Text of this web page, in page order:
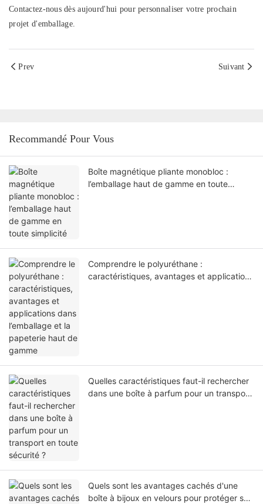
Contactez-nous dès aujourd'hui pour personnaliser votre prochain
projet d'emballage.
Prev Suivant
Recommandé Pour Vous
Boîte magnétique pliante monobloc :
l’emballage haut de gamme en toute
Comprendre le polyuréthane :
caractéristiques, avantages et applications
Quelles caractéristiques faut-il rechercher
dans une boîte à parfum pour un transport
Quels sont les avantages cachés d'une
boîte à bijoux en velours pour protéger ses